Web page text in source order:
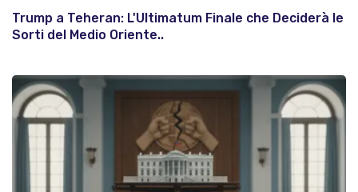
Trump a Teheran: L'Ultimatum Finale che Deciderà le
Sorti del Medio Oriente..